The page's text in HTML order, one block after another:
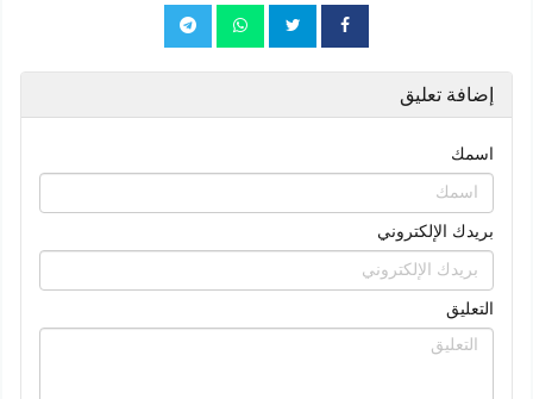
إضافة تعليق
اسمك
بريدك الإلكتروني
التعليق